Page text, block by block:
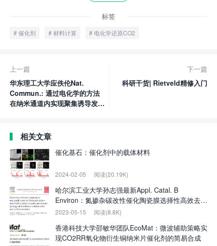
标签
催化剂 材料计算 电化学还原CO2
上一篇
华东理工大学应佚伦Nat.
Commun.: 通过电化学的方法
在纳米通道内实现聚集诱导发光
下一篇
科研干货| Rietveld精修入门
相关文章
催化基石：催化剂中的载体材料
2024-02-05 阅读(20.19K)
哈尔滨工业大学孙志强最新Appl. Catal. B
Environ：氮掺杂碳改性催化陶瓷膜选择性高效去除
微污染物
2023-05-15 阅读(8.8K)
香港科技大学邵敏华团队EcoMat：微波辅助策略实
现CO2RR氧化物衍生铜纳米片催化剂的简易合成